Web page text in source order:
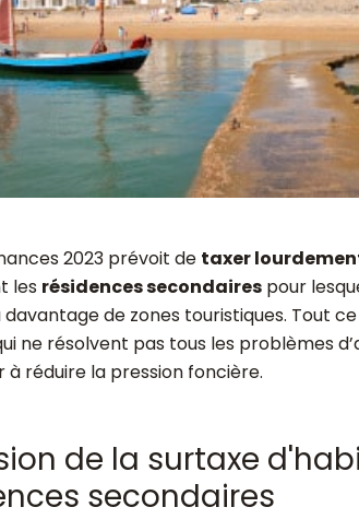
2023 prévoit de taxer
les résidences secondaires pour
de zones touristiques. Tout
ne résolvent pas tous les problèmes
réduire la pression foncière.
de la surtaxe
secondaires